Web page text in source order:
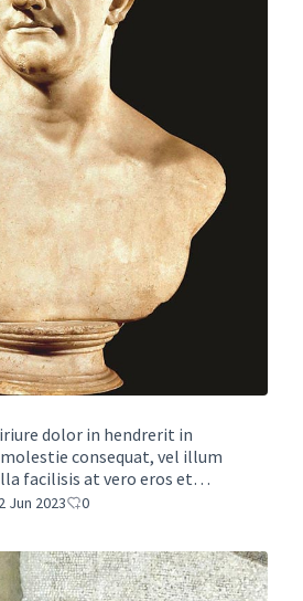
dolor in hendrerit in
consequat, vel illum
facilisis at vero eros et
dignissim qui blandit praesent
nonummy nibh euismod
magna aliquam erat
Jun 2023 0